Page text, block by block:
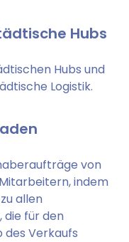
Hubs
Hubs und
Logistik.
von
indem
allen
die für den
des Verkaufs